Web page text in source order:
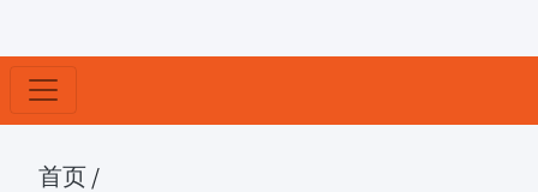
首页 /